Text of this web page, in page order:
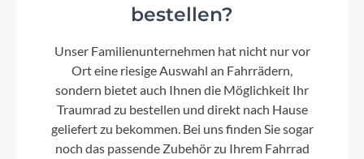
Rahmenmaterial
Kurbelgarnitur
KTM E-Comp ISIS 170mm Q16
bestellen?
Unser Familienunternehmen hat nicht nur vor
Ort eine riesige Auswahl an Fahrrädern,
sondern bietet auch Ihnen die Möglichkeit Ihr
Traumrad zu bestellen und direkt nach Hause
geliefert zu bekommen. Bei uns finden Sie sogar
noch das passende Zubehör zu Ihrem Fahrrad